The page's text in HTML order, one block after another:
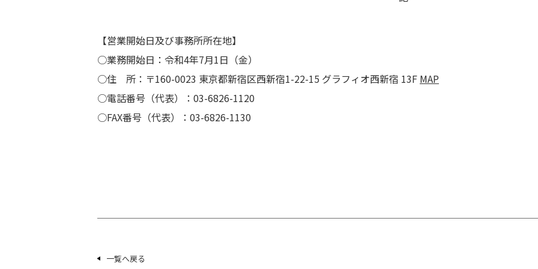
【営業開始日及び事務所所在地】
○業務開始日：令和4年7月1日（金）
○住 所：〒160-0023 東京都新宿区西新宿1-22-15 グラフィオ西新宿 13F MAP
○電話番号（代表）：03-6826-1120
○FAX番号（代表）：03-6826-1130
一覧へ戻る